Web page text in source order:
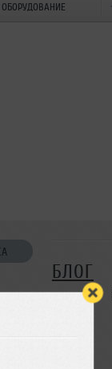
ОБОРУДОВАНИЕ
БЛОГ